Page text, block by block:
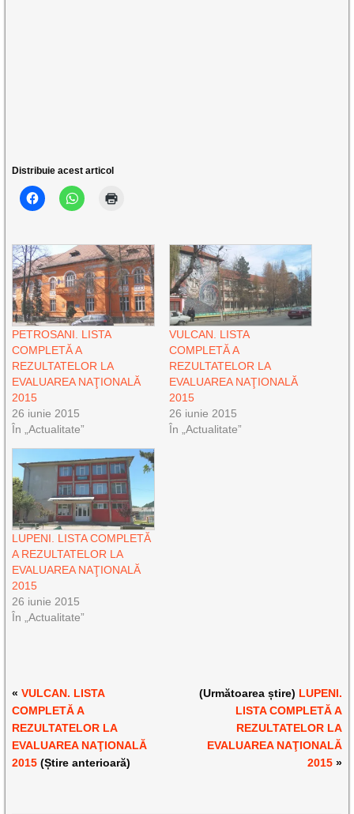
Distribuie acest articol
PETROSANI. LISTA
COMPLETĂ A
REZULTATELOR LA
EVALUAREA NAŢIONALĂ
2015
26 iunie 2015
În „Actualitate”
VULCAN. LISTA
COMPLETĂ A
REZULTATELOR LA
EVALUAREA NAŢIONALĂ
2015
26 iunie 2015
În „Actualitate”
LUPENI. LISTA COMPLETĂ
A REZULTATELOR LA
EVALUAREA NAŢIONALĂ
2015
26 iunie 2015
În „Actualitate”
«VULCAN. LISTA
COMPLETĂ A
REZULTATELOR LA
EVALUAREA NAŢIONALĂ
2015 (Știre anterioară)
(Următoarea știre) LUPENI.
LISTA COMPLETĂ A
REZULTATELOR LA
EVALUAREA NAŢIONALĂ
2015»